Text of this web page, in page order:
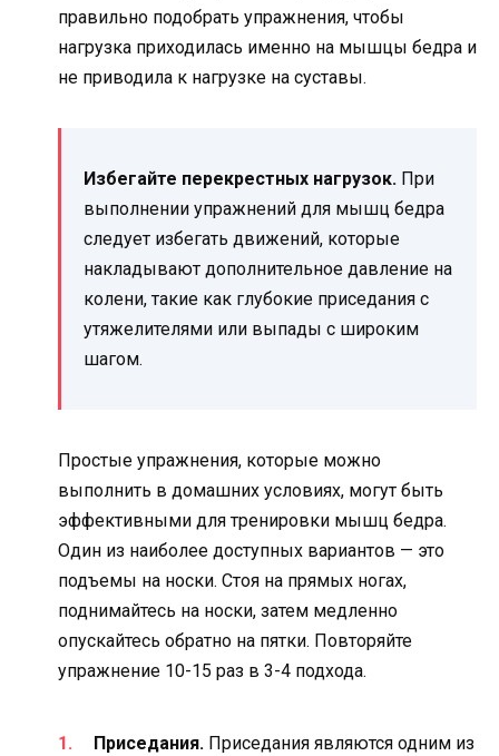
правильно подобрать упражнения, чтобы
нагрузка приходилась именно на мышцы бедра и
не приводила к нагрузке на суставы.
Избегайте перекрестных нагрузок. При
выполнении упражнений для мышц бедра
следует избегать движений, которые
накладывают дополнительное давление на
колени, такие как глубокие приседания с
утяжелителями или выпады с широким
шагом.
Простые упражнения, которые можно
выполнить в домашних условиях, могут быть
эффективными для тренировки мышц бедра.
Один из наиболее доступных вариантов — это
подъемы на носки. Стоя на прямых ногах,
поднимайтесь на носки, затем медленно
опускайтесь обратно на пятки. Повторяйте
упражнение 10-15 раз в 3-4 подхода.
Приседания. Приседания являются одним из